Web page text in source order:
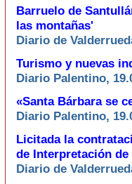
Barruelo de
las montañas'
Diario de
Turismo y nuevas
Diario Palentino,
«Santa Bárbara se
Diario Palentino,
Licitada la
de Interpretación
Diario de